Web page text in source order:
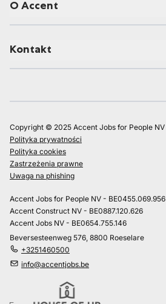
O Accent
Kontakt
Copyright © 2025 Accent Jobs for People NV
Polityka prywatności
Polityka cookies
Zastrzeżenia prawne
Uwaga na phishing
Accent Jobs for People NV - BE0455.069.956
Accent Construct NV - BE0887.120.626
Accent Jobs NV - BE0654.755.146
Beversesteenweg 576, 8800 Roeselare
+3251460500
info@accentjobs.be